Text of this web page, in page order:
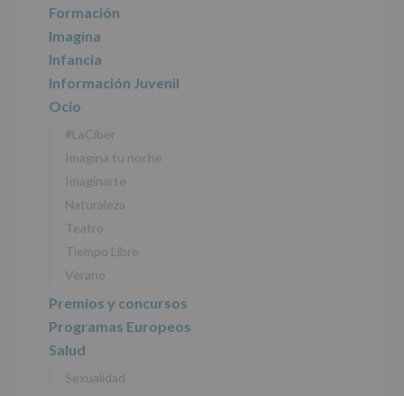
Formación
Imagina
Infancia
Información Juvenil
Ocio
#LaCiber
Imagina tu noche
Imaginarte
Naturaleza
Teatro
Tiempo Libre
Verano
Premios y concursos
Programas Europeos
Salud
Sexualidad